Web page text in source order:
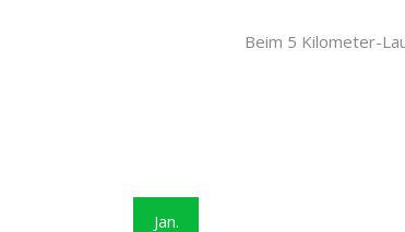
Beim 5 Kilometer-
Jan.